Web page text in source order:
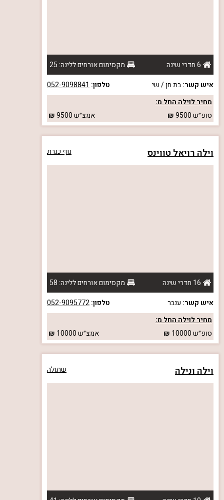
6 חדרי שינה
מקסימום אורחים ללינה: 25
איש קשר:בת חן / שי טלפון: 052-9098841
מחיר לוילה החל מ:
סופ״ש9500 אמצ״ש9500
וילה רויאל טווינס נוף כנרת
16 חדרי שינה
מקסימום אורחים ללינה: 58
איש קשר: ענבר טלפון:052-9095772
מחיר לוילה החל מ:
סופ״ש10000 אמצ״ש10000
וילה ונילה שתולה